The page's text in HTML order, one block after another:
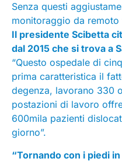
Senza questi
monitoraggio da remoto
Il presidente Scibetta
dal 2015 che si trova a
“Questo ospedale di
prima caratteristica il
degenza, lavorano 330
postazioni di lavoro
600mila pazienti
giorno”.
“Tornando con i piedi